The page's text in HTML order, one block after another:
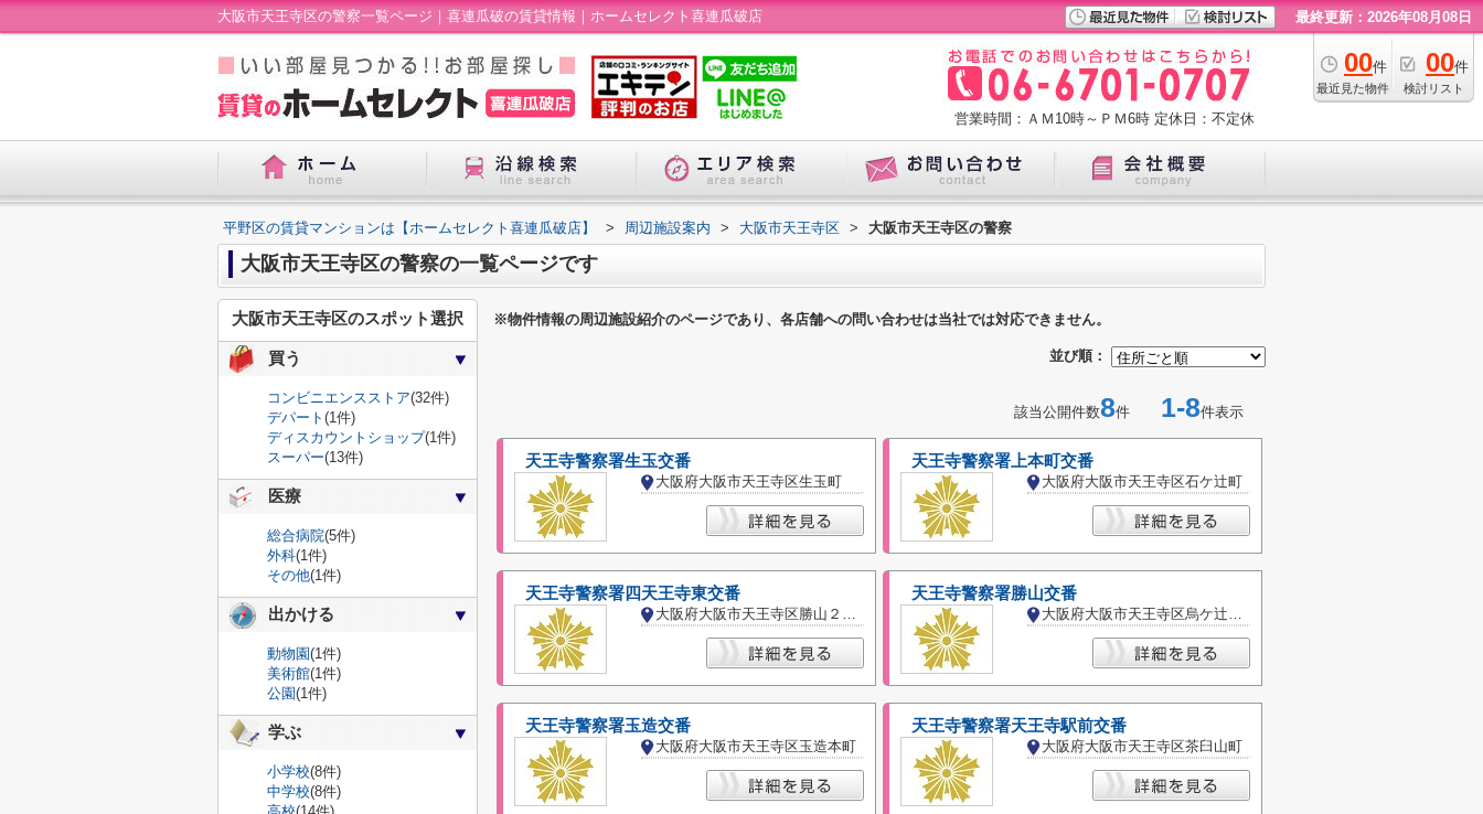
大阪市天王寺区の警察一覧ページ｜喜連瓜破の賃貸情報｜ホームセレクト喜連瓜破店 最終更新：2026年08月08日
00件
最近見た物件
00件
検討リスト
営業時間：ＡＭ10時～ＰＭ6時 定休日：不定休
平野区の賃貸マンションは【ホームセレクト喜連瓜破店】 > 周辺施設案内 > 大阪市天王寺区 > 大阪市天王寺区の警察
大阪市天王寺区の警察の一覧ページです
※物件情報の周辺施設紹介のページであり、各店舗への問い合わせは当社では対応できません。
並び順：
該当公開件数8件 1-8件表示
天王寺警察署生玉交番
大阪府大阪市天王寺区生玉町
天王寺警察署上本町交番
大阪府大阪市天王寺区石ケ辻町
天王寺警察署四天王寺東交番
大阪府大阪市天王寺区勝山２丁目
天王寺警察署勝山交番
大阪府大阪市天王寺区烏ケ辻２丁目
天王寺警察署玉造交番
大阪府大阪市天王寺区玉造本町
天王寺警察署天王寺駅前交番
大阪府大阪市天王寺区茶臼山町
大阪市天王寺区のスポット選択
買う
コンビニエンスストア(32件)
デパート (1件)
ディスカウントショップ(1件)
スーパー(13件)
医療
総合病院(5件)
外科(1件)
その他(1件)
出かける
動物園(1件)
美術館(1件)
公園(1件)
学ぶ
小学校(8件)
中学校(8件)